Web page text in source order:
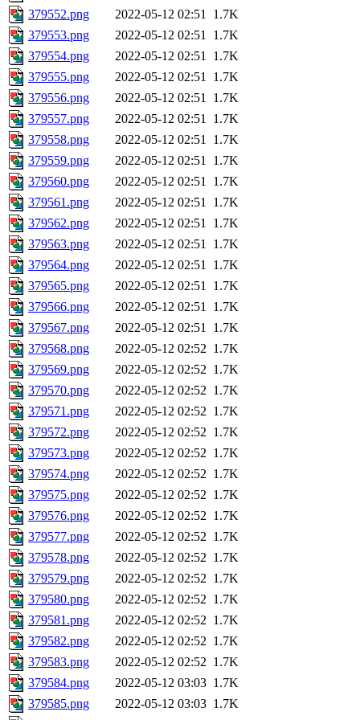
379552.png
2022-05-12 02:51 1.7K
379553.png
2022-05-12 02:51 1.7K
379554.png
2022-05-12 02:51 1.7K
379555.png
2022-05-12 02:51 1.7K
379556.png
2022-05-12 02:51 1.7K
379557.png
2022-05-12 02:51 1.7K
379558.png
2022-05-12 02:51 1.7K
379559.png
2022-05-12 02:51 1.7K
379560.png
2022-05-12 02:51 1.7K
379561.png
2022-05-12 02:51 1.7K
379562.png
2022-05-12 02:51 1.7K
379563.png
2022-05-12 02:51 1.7K
379564.png
2022-05-12 02:51 1.7K
379565.png
2022-05-12 02:51 1.7K
379566.png
2022-05-12 02:51 1.7K
379567.png
2022-05-12 02:51 1.7K
379568.png
2022-05-12 02:52 1.7K
379569.png
2022-05-12 02:52 1.7K
379570.png
2022-05-12 02:52 1.7K
379571.png
2022-05-12 02:52 1.7K
379572.png
2022-05-12 02:52 1.7K
379573.png
2022-05-12 02:52 1.7K
379574.png
2022-05-12 02:52 1.7K
379575.png
2022-05-12 02:52 1.7K
379576.png
2022-05-12 02:52 1.7K
379577.png
2022-05-12 02:52 1.7K
379578.png
2022-05-12 02:52 1.7K
379579.png
2022-05-12 02:52 1.7K
379580.png
2022-05-12 02:52 1.7K
379581.png
2022-05-12 02:52 1.7K
379582.png
2022-05-12 02:52 1.7K
379583.png
2022-05-12 02:52 1.7K
379584.png
2022-05-12 03:03 1.7K
379585.png
2022-05-12 03:03 1.7K